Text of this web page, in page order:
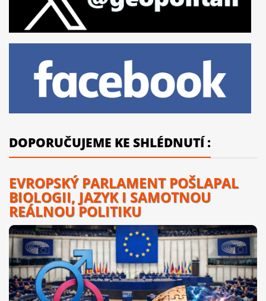
DOPORUČUJEME KE SHLÉDNUTÍ :
EVROPSKÝ PARLAMENT POŠLAPAL
BIOLOGII, JAZYK I SAMOTNOU
REÁLNOU POLITIKU